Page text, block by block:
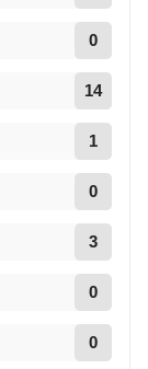
0
14
1
0
3
0
0